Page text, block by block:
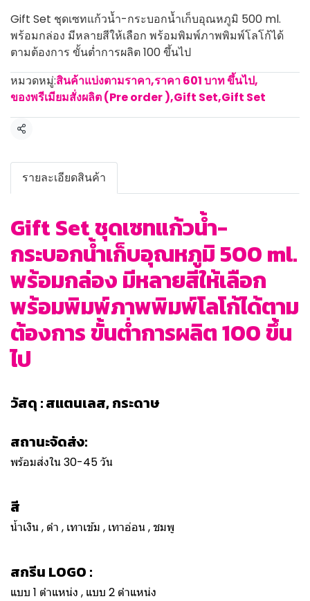
Gift Set ชุดเซทแก้วน้ำ-กระบอกน้ำเก็บอุณหภูมิ 500 ml.
พร้อมกล่อง มีหลายสีให้เลือก พร้อมพิมพ์ภาพพิมพ์โลโก้ได้
ตามต้องการ ขั้นต่ำการผลิต 100 ขึ้นไป
หมวดหมู่:สินค้าแบ่งตามราคา,ราคา 601 บาท ขึ้นไป,
ของพรีเมียมสั่งผลิต (Pre order ),Gift Set,Gift Set
แชร์
รายละเอียดสินค้า
Gift Set ชุดเซทแก้วน้ำ-
กระบอกน้ำเก็บอุณหภูมิ 500 ml.
พร้อมกล่อง มีหลายสีให้เลือก
พร้อมพิมพ์ภาพพิมพ์โลโก้ได้ตาม
ต้องการ ขั้นต่ำการผลิต 100 ขึ้น
ไป
วัสดุ : สแตนเลส, กระดาษ
สถานะจัดส่ง:
พร้อมส่งใน 30-45 วัน
สี
น้ำเงิน , ดำ , เทาเข้ม , เทาอ่อน , ชมพู
สกรีน LOGO :
แบบ 1 ตำแหน่ง , แบบ 2 ตำแหน่ง